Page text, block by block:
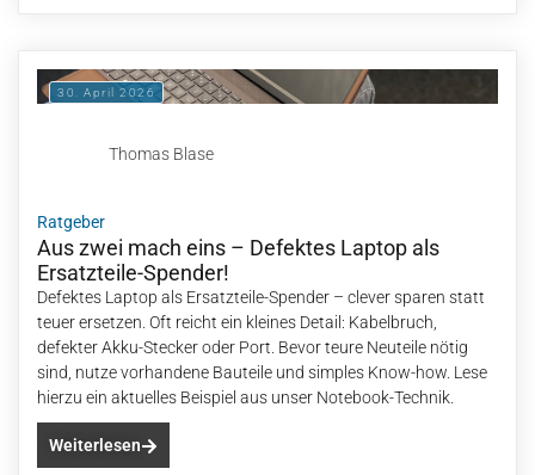
30. April 2026
Thomas Blase
Ratgeber
Aus zwei mach eins – Defektes Laptop als
Ersatzteile-Spender!
Defektes Laptop als Ersatzteile-Spender – clever sparen statt
teuer ersetzen. Oft reicht ein kleines Detail: Kabelbruch,
defekter Akku-Stecker oder Port. Bevor teure Neuteile nötig
sind, nutze vorhandene Bauteile und simples Know-how. Lese
hierzu ein aktuelles Beispiel aus unser Notebook-Technik.
Weiterlesen